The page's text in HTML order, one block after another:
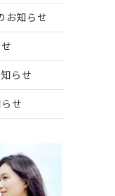
お知らせ
らせ
せ